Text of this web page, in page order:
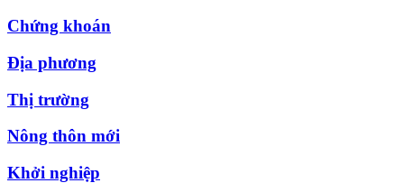
Chứng khoán
Địa phương
Thị trường
Nông thôn mới
Khởi nghiệp